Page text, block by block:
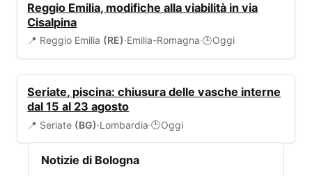
Reggio Emilia, modifiche alla viabilità in via
Cisalpina
📍 Reggio Emilia (RE)·Emilia-Romagna·🕒Oggi
Seriate, piscina: chiusura delle vasche interne
dal 15 al 23 agosto
📍 Seriate (BG)·Lombardia·🕒Oggi
Notizie di Bologna